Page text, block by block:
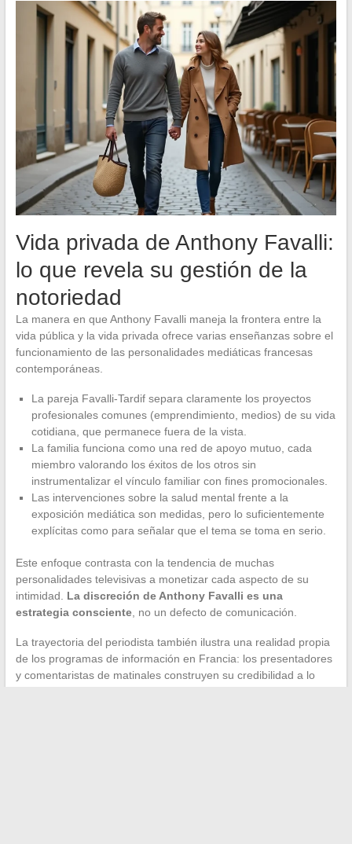
Vida privada de Anthony Favalli:
lo que revela su gestión de la
notoriedad
La manera en que Anthony Favalli maneja la frontera entre la
vida pública y la vida privada ofrece varias enseñanzas sobre el
funcionamiento de las personalidades mediáticas francesas
contemporáneas.
La pareja Favalli-Tardif separa claramente los proyectos
profesionales comunes (emprendimiento, medios) de su vida
cotidiana, que permanece fuera de la vista.
La familia funciona como una red de apoyo mutuo, cada
miembro valorando los éxitos de los otros sin
instrumentalizar el vínculo familiar con fines promocionales.
Las intervenciones sobre la salud mental frente a la
exposición mediática son medidas, pero lo suficientemente
explícitas como para señalar que el tema se toma en serio.
Este enfoque contrasta con la tendencia de muchas
personalidades televisivas a monetizar cada aspecto de su
intimidad. La discreción de Anthony Favalli es una
estrategia consciente, no un defecto de comunicación.
La trayectoria del periodista también ilustra una realidad propia
de los programas de información en Francia: los presentadores
y comentaristas de matinales construyen su credibilidad a lo